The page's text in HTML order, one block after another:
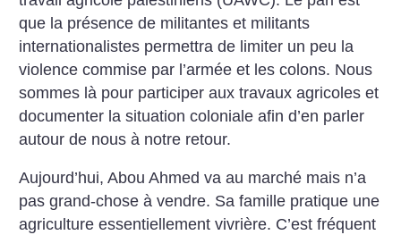
que la présence de militantes et militants
internationalistes permettra de limiter un peu la
violence commise par ­l’armée et les colons. Nous
sommes là pour participer aux travaux agricoles et
documenter la situation coloniale afin d’en parler
autour de nous à notre retour.
Aujourd’hui, Abou Ahmed va au marché mais n’a
pas grand-chose à vendre. Sa famille pratique une
agriculture essentiellement vivrière. C’est fréquent